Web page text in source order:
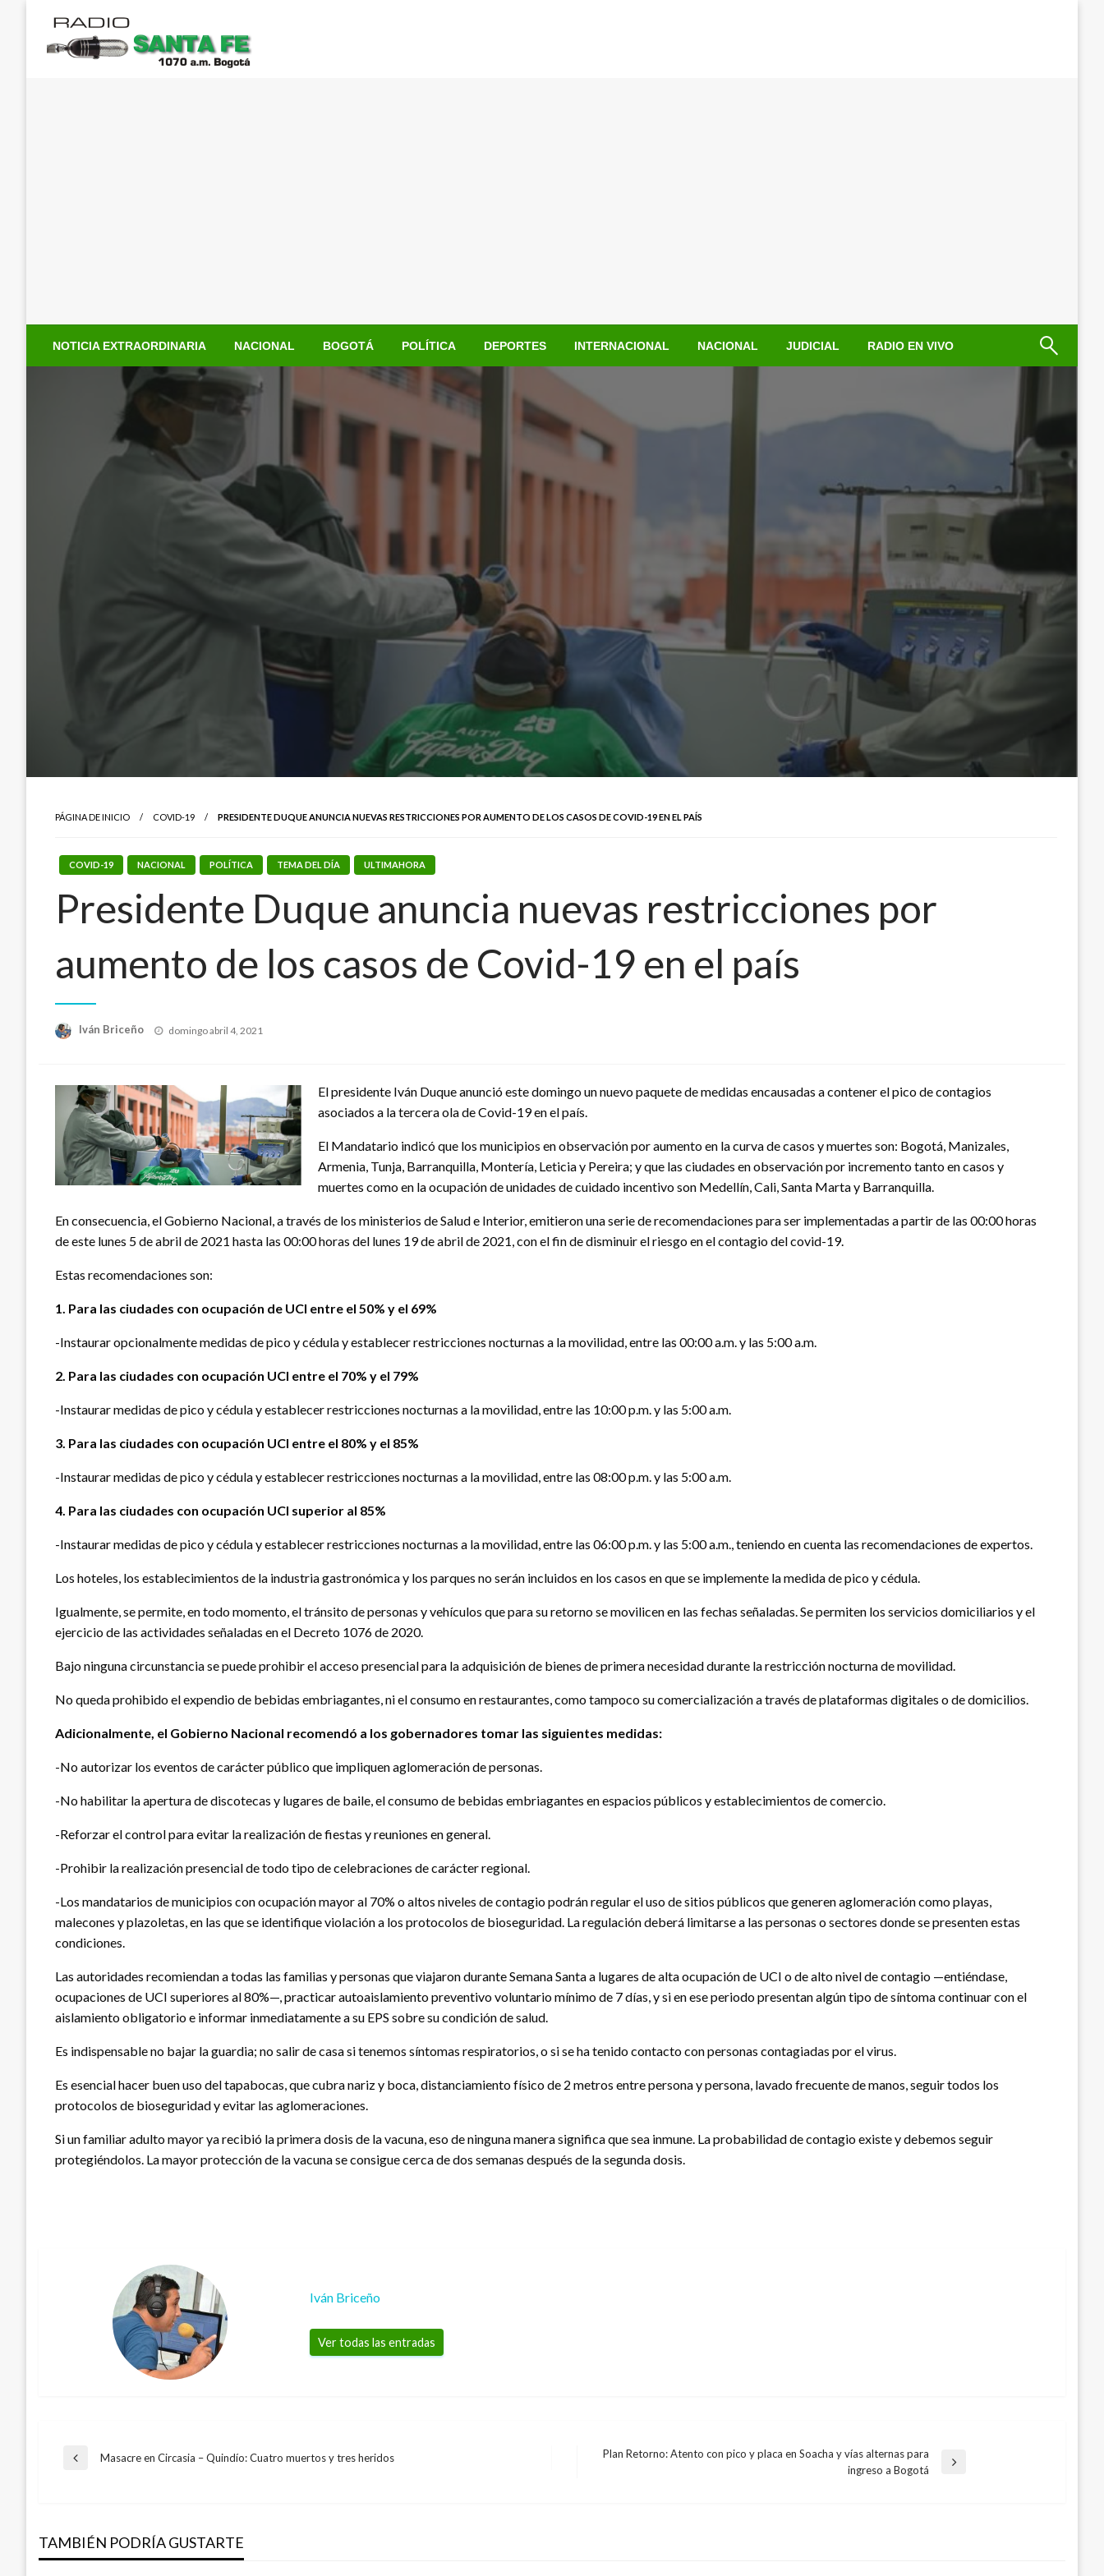
contenido
NOTICIA EXTRAORDINARIA NACIONAL BOGOTÁ POLÍTICA DEPORTES INTERNACIONAL NACIONAL JUDICIAL RADIO EN VIVO
PÁGINA DE INICIO COVID-19 PRESIDENTE DUQUE ANUNCIA NUEVAS RESTRICCIONES POR AUMENTO DE LOS CASOS DE COVID-19 EN EL PAÍS
COVID-19 NACIONAL POLÍTICA TEMA DEL DÍA ULTIMAHORA
Presidente Duque anuncia nuevas restricciones por
aumento de los casos de Covid-19 en el país
Iván Briceño
Publicado
domingo abril 4, 2021
El presidente Iván Duque anunció este domingo un nuevo paquete de medidas encausadas a contener el pico de contagios
asociados a la tercera ola de Covid-19 en el país.
El Mandatario indicó que los municipios en observación por aumento en la curva de casos y muertes son: Bogotá, Manizales,
Armenia, Tunja, Barranquilla, Montería, Leticia y Pereira; y que las ciudades en observación por incremento tanto en casos y
muertes como en la ocupación de unidades de cuidado incentivo son Medellín, Cali, Santa Marta y Barranquilla.
En consecuencia, el Gobierno Nacional, a través de los ministerios de Salud e Interior, emitieron una serie de recomendaciones para ser implementadas a partir de las 00:00 horas
de este lunes 5 de abril de 2021 hasta las 00:00 horas del lunes 19 de abril de 2021, con el fin de disminuir el riesgo en el contagio del covid-19.
Estas recomendaciones son:
1. Para las ciudades con ocupación de UCI entre el 50% y el 69%
-Instaurar opcionalmente medidas de pico y cédula y establecer restricciones nocturnas a la movilidad, entre las 00:00 a.m. y las 5:00 a.m.
2. Para las ciudades con ocupación UCI entre el 70% y el 79%
-Instaurar medidas de pico y cédula y establecer restricciones nocturnas a la movilidad, entre las 10:00 p.m. y las 5:00 a.m.
3. Para las ciudades con ocupación UCI entre el 80% y el 85%
-Instaurar medidas de pico y cédula y establecer restricciones nocturnas a la movilidad, entre las 08:00 p.m. y las 5:00 a.m.
4. Para las ciudades con ocupación UCI superior al 85%
-Instaurar medidas de pico y cédula y establecer restricciones nocturnas a la movilidad, entre las 06:00 p.m. y las 5:00 a.m., teniendo en cuenta las recomendaciones de expertos.
Los hoteles, los establecimientos de la industria gastronómica y los parques no serán incluidos en los casos en que se implemente la medida de pico y cédula.
Igualmente, se permite, en todo momento, el tránsito de personas y vehículos que para su retorno se movilicen en las fechas señaladas. Se permiten los servicios domiciliarios y el
ejercicio de las actividades señaladas en el Decreto 1076 de 2020.
Bajo ninguna circunstancia se puede prohibir el acceso presencial para la adquisición de bienes de primera necesidad durante la restricción nocturna de movilidad.
No queda prohibido el expendio de bebidas embriagantes, ni el consumo en restaurantes, como tampoco su comercialización a través de plataformas digitales o de domicilios.
Adicionalmente, el Gobierno Nacional recomendó a los gobernadores tomar las siguientes medidas:
-No autorizar los eventos de carácter público que impliquen aglomeración de personas.
-No habilitar la apertura de discotecas y lugares de baile, el consumo de bebidas embriagantes en espacios públicos y establecimientos de comercio.
-Reforzar el control para evitar la realización de fiestas y reuniones en general.
-Prohibir la realización presencial de todo tipo de celebraciones de carácter regional.
-Los mandatarios de municipios con ocupación mayor al 70% o altos niveles de contagio podrán regular el uso de sitios públicos que generen aglomeración como playas,
malecones y plazoletas, en las que se identifique violación a los protocolos de bioseguridad. La regulación deberá limitarse a las personas o sectores donde se presenten estas
condiciones.
Las autoridades recomiendan a todas las familias y personas que viajaron durante Semana Santa a lugares de alta ocupación de UCI o de alto nivel de contagio —entiéndase,
ocupaciones de UCI superiores al 80%—, practicar autoaislamiento preventivo voluntario mínimo de 7 días, y si en ese periodo presentan algún tipo de síntoma continuar con el
aislamiento obligatorio e informar inmediatamente a su EPS sobre su condición de salud.
Es indispensable no bajar la guardia; no salir de casa si tenemos síntomas respiratorios, o si se ha tenido contacto con personas contagiadas por el virus.
Es esencial hacer buen uso del tapabocas, que cubra nariz y boca, distanciamiento físico de 2 metros entre persona y persona, lavado frecuente de manos, seguir todos los
protocolos de bioseguridad y evitar las aglomeraciones.
Si un familiar adulto mayor ya recibió la primera dosis de la vacuna, eso de ninguna manera significa que sea inmune. La probabilidad de contagio existe y debemos seguir
protegiéndolos. La mayor protección de la vacuna se consigue cerca de dos semanas después de la segunda dosis.
Iván Briceño
Ver todas las entradas
Navegación
entradas
Entrada
Masacre en Circasia – Quindío: Cuatro muertos y tres heridos
Plan Retorno: Atento con pico y placa en Soacha y vías alternas para
ingreso a Bogotá
TAMBIÉN PODRÍA GUSTARTE